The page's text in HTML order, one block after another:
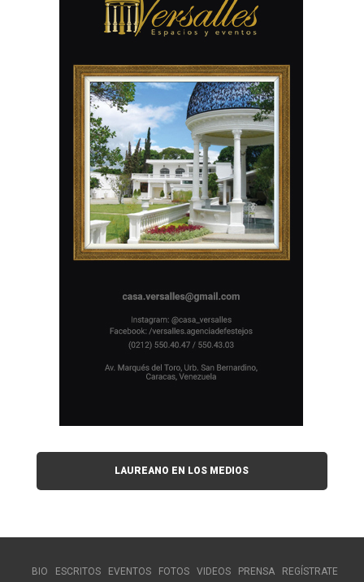
LAUREANO EN LOS MEDIOS
BIO ESCRITOS EVENTOS FOTOS VIDEOS PRENSA REGÍSTRATE